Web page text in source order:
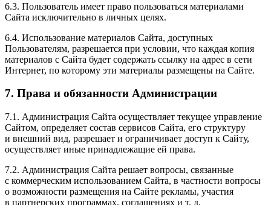
6.3. Пользователь имеет право пользоваться материалами
Сайта исключительно в личных целях.
6.4. Использование материалов Сайта, доступных
Пользователям, разрешается при условии, что каждая копия
материалов с Сайта будет содержать ссылку на адрес в сети
Интернет, по которому эти материалы размещены на Сайте.
7. Права и обязанности Администрации
7.1. Администрация Сайта осуществляет текущее управление
Сайтом, определяет состав сервисов Сайта, его структуру
и внешний вид, разрешает и ограничивает доступ к Сайту,
осуществляет иные принадлежащие ей права.
7.2. Администрация Сайта решает вопросы, связанные
с коммерческим использованием Сайта, в частности вопросы
о возможности размещения на Сайте рекламы, участия
в партнерских программах, соглашениях и т. д.